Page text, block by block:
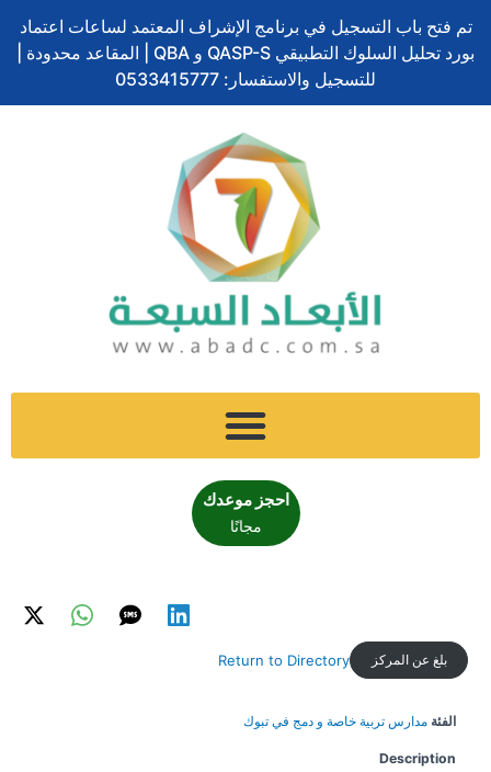
إلى
المحتوى
تم فتح باب التسجيل في برنامج الإشراف المعتمد لساعات اعتماد
بورد تحليل السلوك التطبيقي QASP-S و QBA | المقاعد محدودة |
للتسجيل والاستفسار: 0533415777
احجز موعدك
مجانًا
بلغ عن المركز Return to Directory
الفئة مدارس تربية خاصة و دمج في تبوك
Description